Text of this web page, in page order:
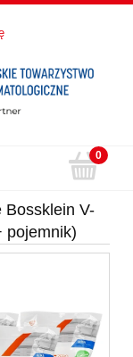
Bossklein V-
pojemnik)